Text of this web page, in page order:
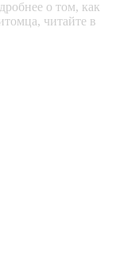
о том, как
читайте в